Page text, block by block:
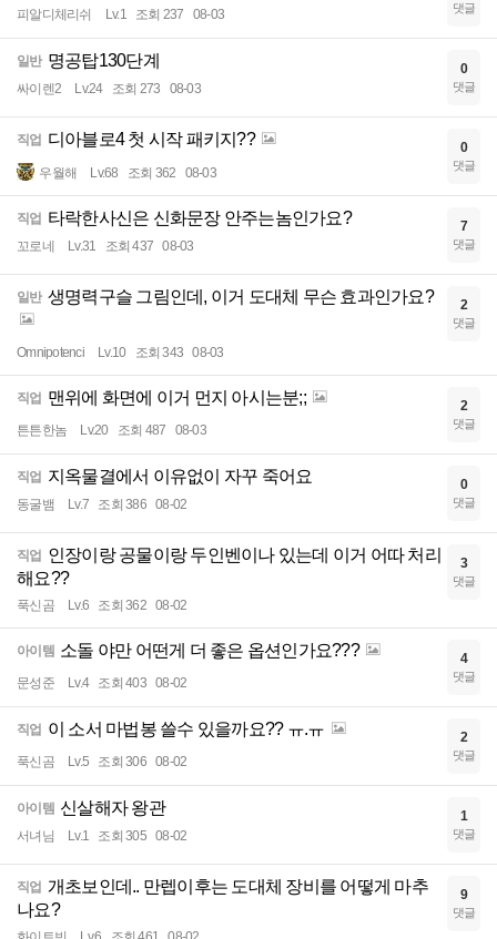
피알디체리쉬 Lv.1 조회 237 08-03 댓글
일반 명공탑130단계
싸이렌2 Lv.24 조회 273 08-03
0
댓글
직업 디아블로4 첫 시작 패키지??
우월해 Lv.68 조회 362 08-03
0
댓글
직업 타락한사신은 신화문장 안주는놈인가요?
꼬로네 Lv.31 조회 437 08-03
7
댓글
일반 생명력구슬 그림인데, 이거 도대체 무슨 효과인가요?
Omnipotenci Lv.10 조회 343 08-03
2
댓글
직업 맨위에 화면에 이거 먼지 아시는분;;
튼튼한놈 Lv.20 조회 487 08-03
2
댓글
직업 지옥물결에서 이유없이 자꾸 죽어요
동굴뱀 Lv.7 조회 386 08-02
0
댓글
직업
인장이랑 공물이랑 두인벤이나 있는데 이거 어따 처리
해요??
푹신곰 Lv.6 조회 362 08-02
3
댓글
아이템 소돌 야만 어떤게 더 좋은 옵션인가요???
문성준 Lv.4 조회 403 08-02
4
댓글
직업 이 소서 마법봉 쓸수 있을까요?? ㅠ.ㅠ
푹신곰 Lv.5 조회 306 08-02
2
댓글
아이템 신살해자 왕관
서녀님 Lv.1 조회 305 08-02
1
댓글
직업 개초보인데.. 만렙이후는 도대체 장비를 어떻게 마추
나요?
9
댓글